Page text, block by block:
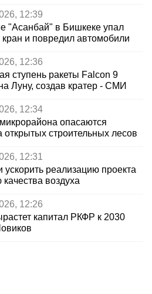
12:39
"Асанбай" в Бишкеке упал
кран и повредил автомобили
12:36
ступень ракеты Falcon 9
Луну, создав кратер - СМИ
12:34
опасаются
открытых строительных лесов
12:31
ускорить реализацию проекта
воздуха
12:26
капитал РКФР к 2030